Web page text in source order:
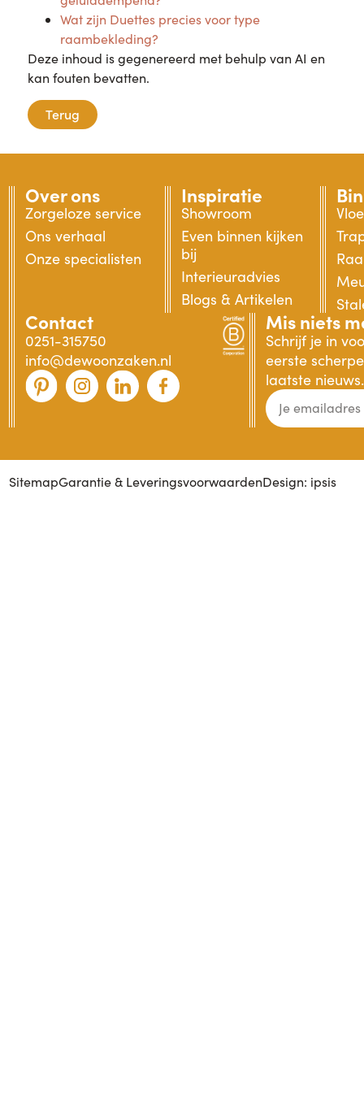
Wat zijn Duettes precies voor type
raambekleding?
Deze inhoud is gegenereerd met behulp van AI en
kan fouten bevatten.
Terug
Over ons
Zorgeloze service
Ons verhaal
Onze specialisten
Inspiratie
Showroom
Even binnen kijken
bij
Interieuradvies
Blogs & Artikelen
Contact
0251-315750
info@dewoonzaken.nl
Mis niets
Schrijf je in
eerste
laatste nieuws.
SitemapGarantie & LeveringsvoorwaardenDesign: ipsis